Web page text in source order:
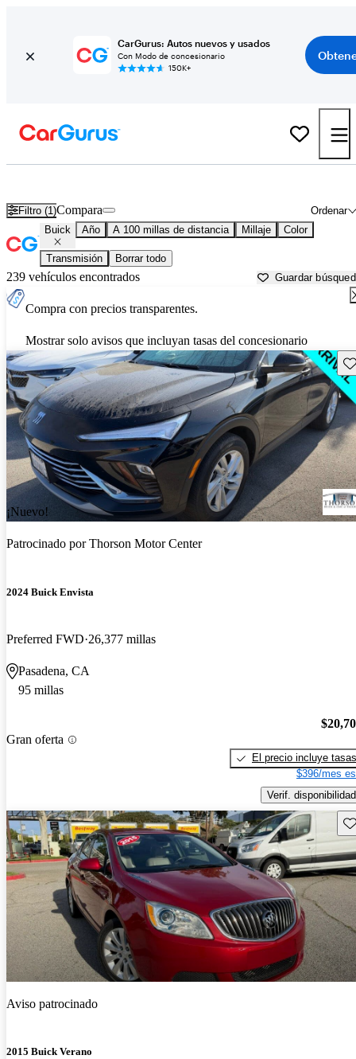
CarGurus: Autos nuevos y usados
Con Modo de concesionario
150K+
Filtro (1) Ordenar
Compara
Buick Año A 100 millas de distancia Millaje Color
Transmisión Borrar todo
239 vehículos encontrados Guardar
Compra con precios transparentes.
Mostrar solo avisos que incluyan tasas del concesionario
¡Nuevo!
Patrocinado porThorson Motor Center
2024 Buick Envista
Preferred FWD 26,377 millas
Pasadena, CA
95 millas
Gran oferta
El precio incluye tasas
$396/mes
Verif. disponibilidad
Aviso patrocinado
2015 Buick Verano